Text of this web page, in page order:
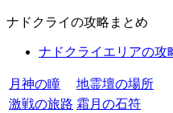
ナドクライの攻略まとめ
ナドクライエリアの攻
月神の瞳
地霊壇の場所
激戦の旅路 霜月の石符